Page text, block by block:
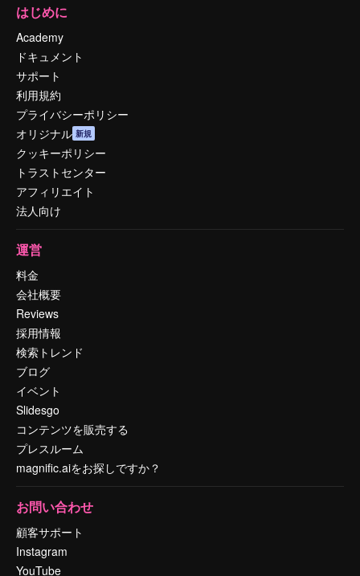
はじめに
Academy
ドキュメント
サポート
利用規約
プライバシーポリシー
オリジナル 新規
クッキーポリシー
トラストセンター
アフィリエイト
法人向け
運営
料金
会社概要
Reviews
採用情報
検索トレンド
ブログ
イベント
Slidesgo
コンテンツを販売する
プレスルーム
magnific.aiをお探しですか？
お問い合わせ
顧客サポート
Instagram
YouTube